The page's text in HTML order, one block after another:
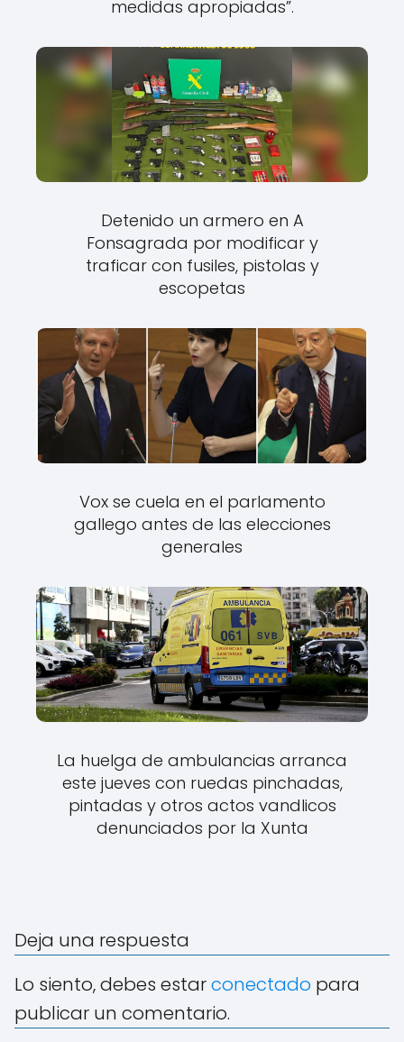
medidas apropiadas”.
Detenido un armero en A
Fonsagrada por modificar y
traficar con fusiles, pistolas y
escopetas
Vox se cuela en el parlamento
gallego antes de las elecciones
generales
La huelga de ambulancias arranca
este jueves con ruedas pinchadas,
pintadas y otros actos vandlicos
denunciados por la Xunta
Deja una respuesta
Lo siento, debes estarconectado para
publicar un comentario.